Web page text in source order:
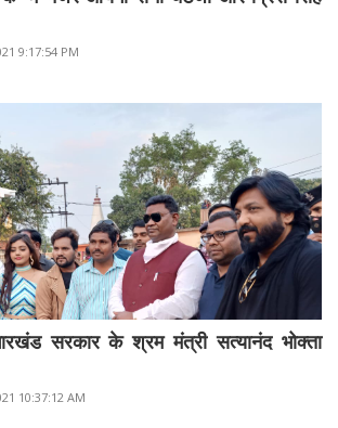
9:17:54 PM
सरकार के श्रम मंत्री सत्यानंद भोक्ता
10:37:12 AM